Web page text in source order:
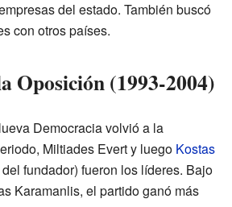
del estado. También buscó
con otros países.
Oposición (1993-2004)
Democracia volvió a la
Miltiades Evert y luego Kostas
fundador) fueron los líderes. Bajo
Karamanlis, el partido ganó más